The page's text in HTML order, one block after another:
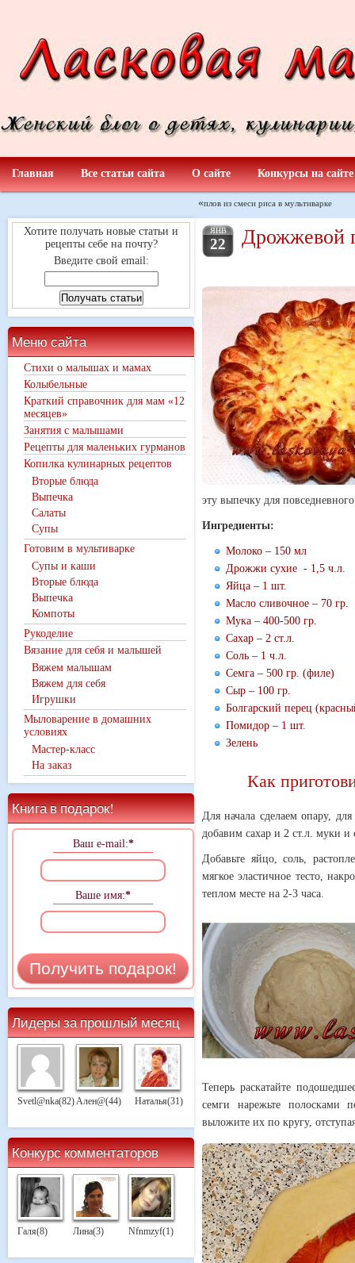
Главная Все статьи сайта О сайте Конкурсы на сайте
Хотите получать новые статьи и
рецепты себе на почту?
Введите свой email:
Меню сайта
Стихи о малышах и мамах
Колыбельные
Краткий справочник для мам «12
месяцев»
Занятия с малышами
Рецепты для маленьких гурманов
Копилка кулинарных рецептов
Вторые блюда
Выпечка
Салаты
Супы
Готовим в мультиварке
Супы и каши
Вторые блюда
Выпечка
Компоты
Рукоделие
Вязание для себя и малышей
Вяжем малышам
Вяжем для себя
Игрушки
Мыловарение в домашних
условиях
Мастер-класс
На заказ
Книга в подарок!
Ваш e-mail:*
Ваше имя:*
Лидеры за прошлый месяц
Svetl@nka(82)Ален@(44) Наталья(31)
Конкурс комментаторов
Галя(8) Лина(3) Nfnmzyf(1)
«плов из смеси риса в мультиварке
ЯНВ
22 Дрожжевой
эту выпечку для
Ингредиенты:
Молоко – 150 мл
Дрожжи сухие - 1,5 ч.л.
Яйца – 1 шт.
Масло сливочное – 70 гр.
Мука – 400-500 гр.
Сахар – 2 ст.л.
Соль – 1 ч.л.
Семга – 500 гр. (филе)
Сыр – 100 гр.
Болгарский перец
Помидор – 1 шт.
Зелень
Как
Для начала сделаем опару,
добавим сахар и 2 ст.л. муки
Добавьте яйцо, соль,
мягкое эластичное тесто,
теплом месте на 2-3 часа.
Теперь раскатайте
семги нарежьте полосками
выложите их по кругу,